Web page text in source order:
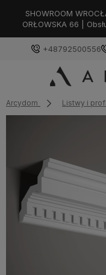
SHOWROOM
ORŁOWSKA 66 |
+48792500556
Arcydom Listwy i